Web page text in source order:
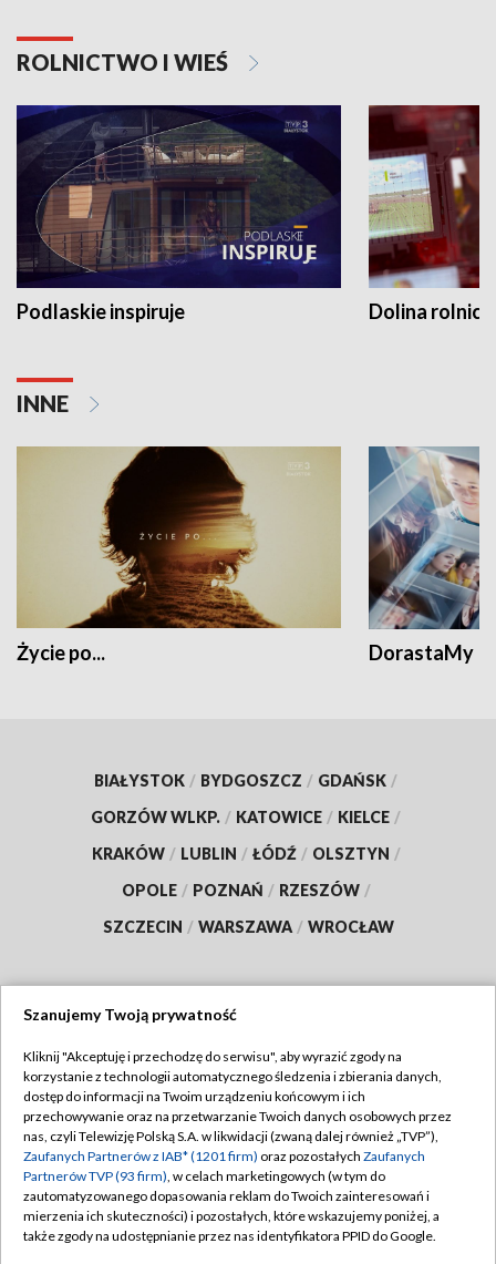
ROLNICTWO I WIEŚ
Podlaskie inspiruje Dolina
INNE
Życie po... DorastaMy
BIAŁYSTOK / BYDGOSZCZ / GDAŃSK /
GORZÓW WLKP. / KATOWICE / KIELCE /
KRAKÓW / LUBLIN / ŁÓDŹ / OLSZTYN /
OPOLE / POZNAŃ / RZESZÓW /
SZCZECIN / WARSZAWA / WROCŁAW
TVP
Abonament TVP
Emisja w TVP
Centrum informacji TVP
Naziemna Telewizja Cyfrowa
Regulamin TVP
Polityka prywatności
Moje zgody
Pomoc
Szanujemy Twoją prywatność
Kliknij "Akceptuję i przechodzę do serwisu", aby wyrazić zgody na
korzystanie z technologii automatycznego śledzenia i zbierania danych,
dostęp do informacji na Twoim urządzeniu końcowym i ich
przechowywanie oraz na przetwarzanie Twoich danych osobowych przez
nas, czyli Telewizję Polską S.A. w likwidacji (zwaną dalej również „TVP”),
Zaufanych Partnerów z IAB* (1201 firm) oraz pozostałych Zaufanych
Partnerów TVP (93 firm), w celach marketingowych (w tym do
zautomatyzowanego dopasowania reklam do Twoich zainteresowań i
mierzenia ich skuteczności) i pozostałych, które wskazujemy poniżej, a
także zgody na udostępnianie przez nas identyfikatora PPID do Google.